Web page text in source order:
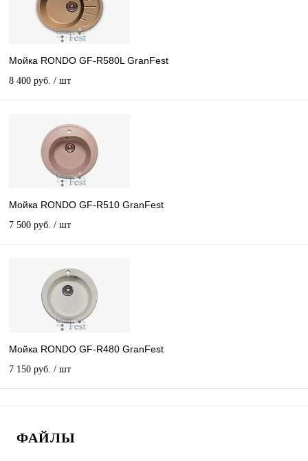
Мойка RONDO GF-R580L GranFest
8 400 руб. / шт
Мойка RONDO GF-R510 GranFest
7 500 руб. / шт
Мойка RONDO GF-R480 GranFest
7 150 руб. / шт
ФАЙЛЫ